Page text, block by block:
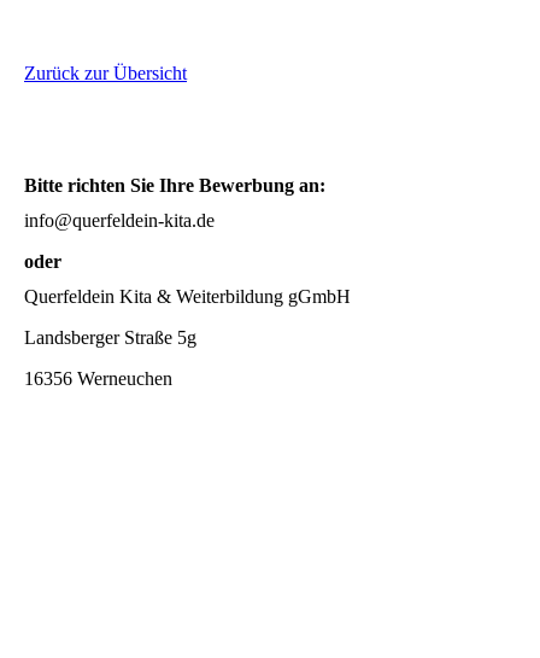
Zurück zur Übersicht
Bitte richten Sie Ihre Bewerbung an:
info@querfeldein-kita.de
oder
Querfeldein Kita & Weiterbildung gGmbH
Landsberger Straße 5g
16356 Werneuchen